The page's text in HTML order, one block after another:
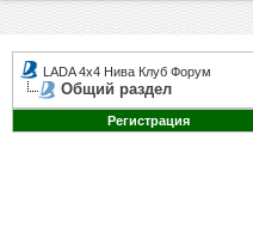
LADA 4x4 Нива Клуб Форум
Общий раздел
Регистрация